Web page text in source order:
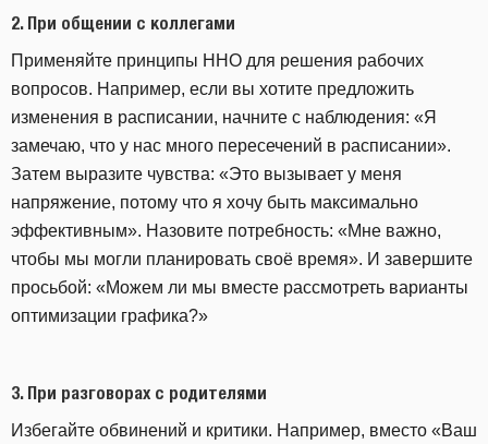
2. При общении с коллегами
Применяйте принципы ННО для решения рабочих
вопросов. Например, если вы хотите предложить
изменения в расписании, начните с наблюдения: «Я
замечаю, что у нас много пересечений в расписании».
Затем выразите чувства: «Это вызывает у меня
напряжение, потому что я хочу быть максимально
эффективным». Назовите потребность: «Мне важно,
чтобы мы могли планировать своё время». И завершите
просьбой: «Можем ли мы вместе рассмотреть варианты
оптимизации графика?»
3. При разговорах с родителями
Избегайте обвинений и критики. Например, вместо «Ваш